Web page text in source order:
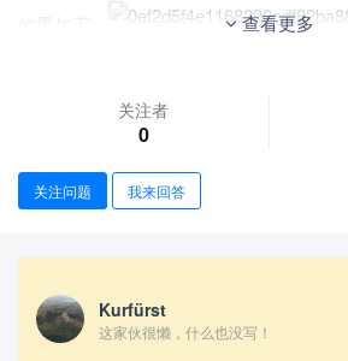
查看更多
关注者
0
关注问题 我来回答
Kurfürst
这家伙很懒，什么也没写！